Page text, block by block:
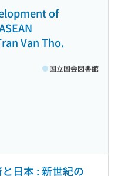
of
Van Tho.
国立国会図書館
日本 : 新世紀の